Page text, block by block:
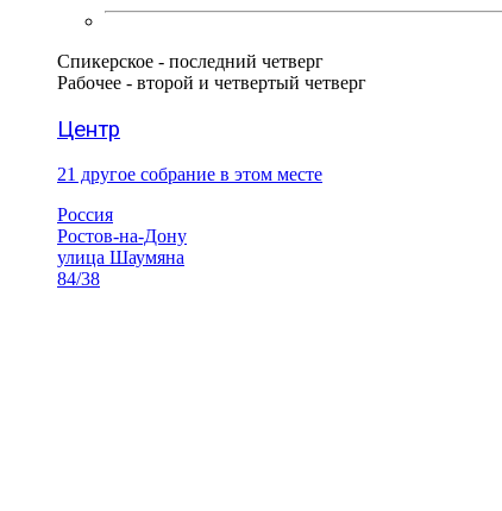
Спикерское - последний четверг
Рабочее - второй и четвертый четверг
Центр
21 другое собрание в этом месте
Россия
Ростов-на-Дону
улица Шаумяна
84/38